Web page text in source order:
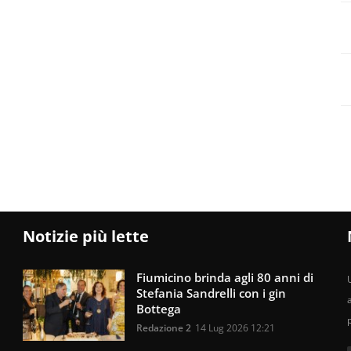
Notizie più lette
Fiumicino brinda agli 80 anni di
Stefania Sandrelli con i gin
Bottega
Redazione 2 14 Lug 2026 12:21